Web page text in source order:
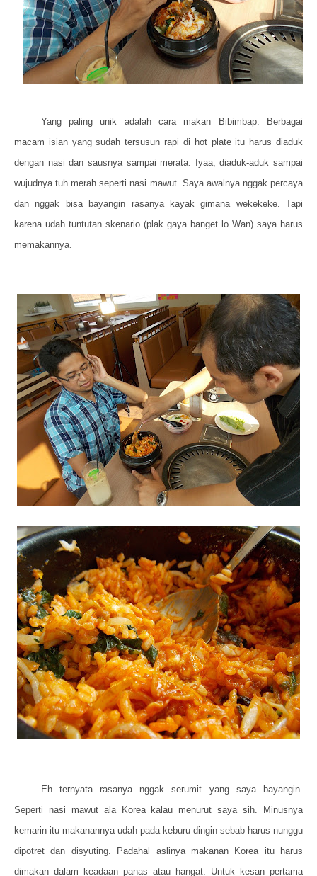
Yang paling unik adalah cara makan Bibimbap. Berbagai
macam isian yang sudah tersusun rapi di hot plate itu harus diaduk
dengan nasi dan sausnya sampai merata. Iyaa, diaduk-aduk sampai
wujudnya tuh merah seperti nasi mawut. Saya awalnya nggak percaya
dan nggak bisa bayangin rasanya kayak gimana wekekeke. Tapi
karena udah tuntutan skenario (plak gaya banget lo Wan) saya harus
memakannya.
Eh ternyata rasanya nggak serumit yang saya bayangin.
Seperti nasi mawut ala Korea kalau menurut saya sih. Minusnya
kemarin itu makanannya udah pada keburu dingin sebab harus nunggu
dipotret dan disyuting. Padahal aslinya makanan Korea itu harus
dimakan dalam keadaan panas atau hangat. Untuk kesan pertama